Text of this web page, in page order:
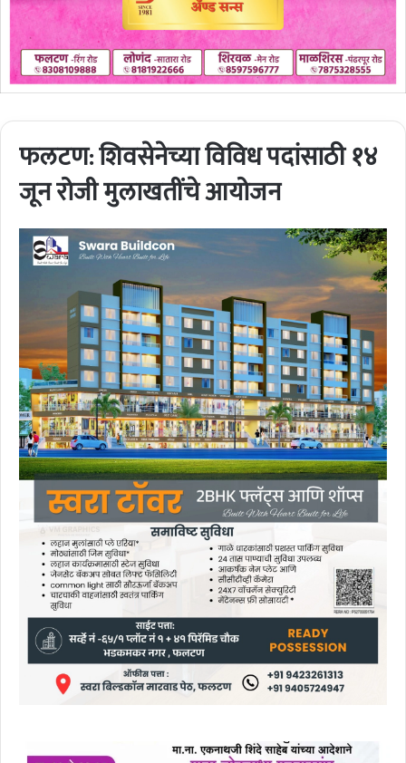
फलटण: शिवसेनेच्या विविध पदांसाठी १४
जून रोजी मुलाखतींचे आयोजन